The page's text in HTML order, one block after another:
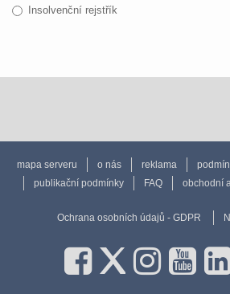
Insolvenční rejstřík
mapa serveru o nás reklama
publikační podmínky
FAQ obchodní
Ochrana osobních údajů - GDPR